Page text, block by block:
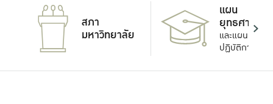
สภา
มหาวิทยาลัย
แผน
ยุทธศาสตร์
และแผน
ปฏิบัติการ